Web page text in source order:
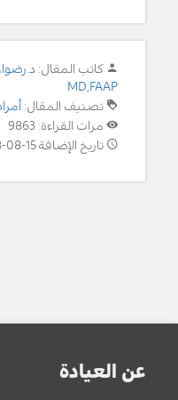
كاتب المقال:
MD,FAAP
تصنيف المقال:
مرات القراءة: 9863
تاريخ الإضافة 15-08-2018
عن العيادة